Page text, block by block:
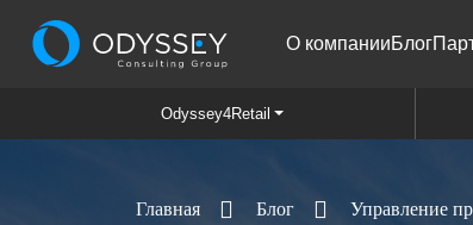
О компанииБлог
Odyssey4Retail
Главная Блог Управление